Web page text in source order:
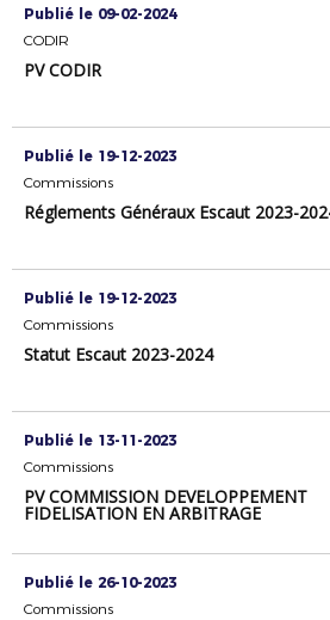
Publié le 09-02-2024
CODIR
PV CODIR
Publié le 19-12-2023
Commissions
Réglements Généraux Escaut 2023-
Publié le 19-12-2023
Commissions
Statut Escaut 2023-2024
Publié le 13-11-2023
Commissions
PV COMMISSION DEVELOPPEMENT
FIDELISATION EN ARBITRAGE
Publié le 26-10-2023
Commissions